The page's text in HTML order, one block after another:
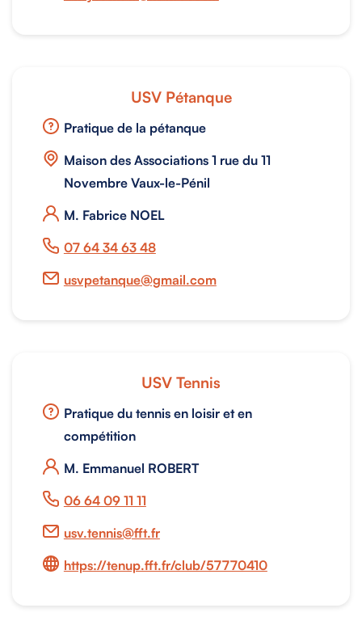
USV Pétanque
Pratique de la pétanque
Maison des Associations 1 rue du 11
Novembre Vaux-le-Pénil
M. Fabrice NOEL
07 64 34 63 48
usvpetanque@gmail.com
USV Tennis
Pratique du tennis en loisir et en
compétition
M. Emmanuel ROBERT
06 64 09 11 11
usv.tennis@fft.fr
https://tenup.fft.fr/club/57770410